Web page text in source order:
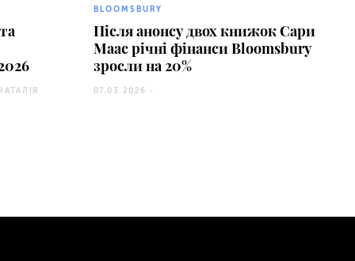
BLOOMSBURY
Після анонсу двох книжок Сари
Маас річні фінанси Bloomsbury
зросли на 20%
07.03.2026 -